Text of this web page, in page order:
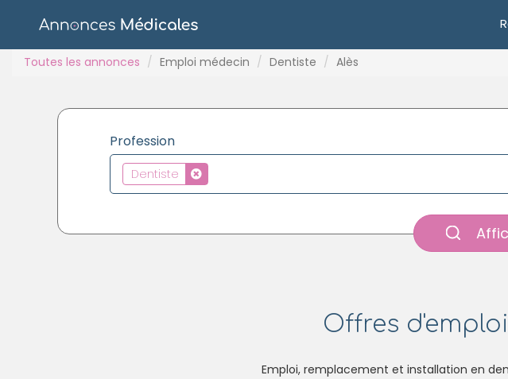
Toutes les annonces Emploi médecin Dentiste Alès
Profession
Dentiste
Offres
Emploi, remplacement et installation en